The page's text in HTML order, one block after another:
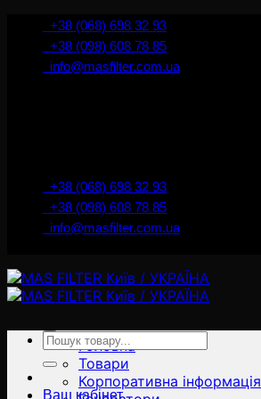
İçeriğe+38 (068) 698 32 93
+38 (098) 608 78 85
info@masfilter.com.ua
+38 (068) 698 32 93
+38 (098) 608 78 85
info@masfilter.com.ua
Головна
Товари
Корпоративна інформація
Ara:
Ваш кабінет